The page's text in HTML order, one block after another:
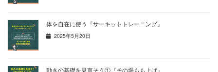
体を自在に使う『サーキットトレーニング』
2025年5月20日
動きの基礎を見直そう①『その場もも上げ』